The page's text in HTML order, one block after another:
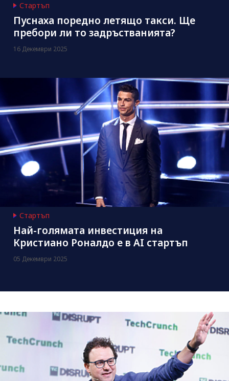
Стартъп
Пуснаха поредно летящо такси. Ще
пребори ли то задръстванията?
16 Декември 2025
Стартъп
Най-голямата инвестиция на
Кристиано Роналдо е в AI стартъп
05 Декември 2025